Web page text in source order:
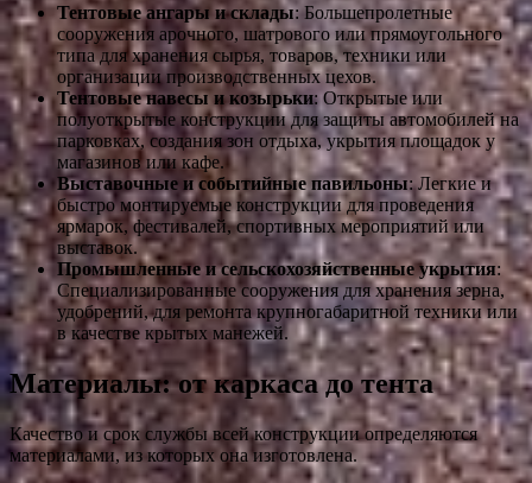
Тентовые ангары и склады: Большепролетные
сооружения арочного, шатрового или прямоугольного
типа для хранения сырья, товаров, техники или
организации производственных цехов.
Тентовые навесы и козырьки: Открытые или
полуоткрытые конструкции для защиты автомобилей на
парковках, создания зон отдыха, укрытия площадок у
магазинов или кафе.
Выставочные и событийные павильоны: Легкие и
быстро монтируемые конструкции для проведения
ярмарок, фестивалей, спортивных мероприятий или
выставок.
Промышленные и сельскохозяйственные укрытия:
Специализированные сооружения для хранения зерна,
удобрений, для ремонта крупногабаритной техники или
в качестве крытых манежей.
Материалы: от каркаса до тента
Качество и срок службы всей конструкции определяются
материалами, из которых она изготовлена.